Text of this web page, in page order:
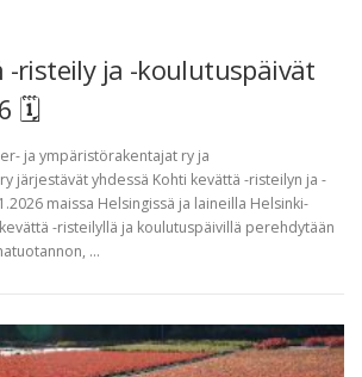
-risteily ja -koulutuspäivät
🗓
ja ympäristörakentajat ry ja
järjestävät yhdessä Kohti kevättä -risteilyn ja -
maissa Helsingissä ja laineilla Helsinki-
-risteilyllä ja koulutuspäivillä perehdytään
…